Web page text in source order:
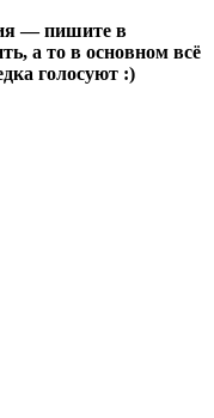
— пишите в
а то в основном всё
голосуют :)